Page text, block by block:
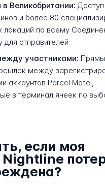
Великобритании:
и более 80
локаций по всему
для отправителей
участниками:
между
аккаунтов Parcel Motel,
в терминал ячеек по
если моя